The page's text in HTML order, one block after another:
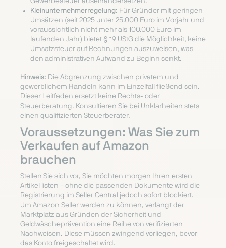
Kleinunternehmerregelung: Für Gründer mit geringen
Umsätzen (seit 2025 unter 25.000 Euro im Vorjahr und
voraussichtlich nicht mehr als 100.000 Euro im
laufenden Jahr) bietet § 19 UStG die Möglichkeit, keine
Umsatzsteuer auf Rechnungen auszuweisen, was
den administrativen Aufwand zu Beginn senkt.
Hinweis: Die Abgrenzung zwischen privatem und
gewerblichem Handeln kann im Einzelfall fließend sein.
Dieser Leitfaden ersetzt keine Rechts- oder
Steuerberatung. Konsultieren Sie bei Unklarheiten stets
einen qualifizierten Steuerberater.
Voraussetzungen: Was Sie zum
Verkaufen auf Amazon
brauchen
Stellen Sie sich vor, Sie möchten morgen Ihren ersten
Artikel listen – ohne die passenden Dokumente wird die
Registrierung im Seller Central jedoch sofort blockiert.
Um Amazon Seller werden zu können, verlangt der
Marktplatz aus Gründen der Sicherheit und
Geldwäscheprävention eine Reihe von verifizierten
Nachweisen. Diese müssen zwingend vorliegen, bevor
das Konto freigeschaltet wird.